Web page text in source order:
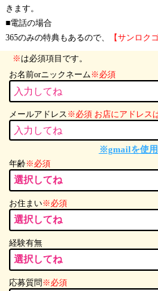
きます。
■電話の場合
365のみの特典もあるので、
【サンロク
※は必須項目です。
お名前orニックネーム※必須
メールアドレス※必須 お店にアドレス
※gmailを使
年齢※必須
お住まい※必須
経験有無
応募質問※必須